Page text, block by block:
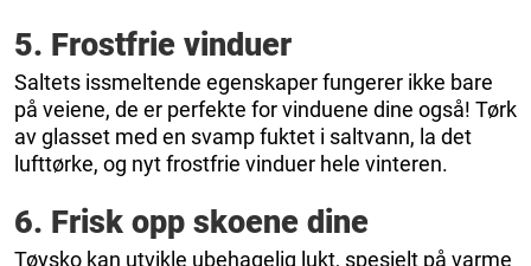
5. Frostfrie vinduer
Saltets issmeltende egenskaper fungerer ikke bare
på veiene, de er perfekte for vinduene dine også! Tørk
av glasset med en svamp fuktet i saltvann, la det
lufttørke, og nyt frostfrie vinduer hele vinteren.
6. Frisk opp skoene dine
Tøysko kan utvikle ubehagelig lukt, spesielt på varme